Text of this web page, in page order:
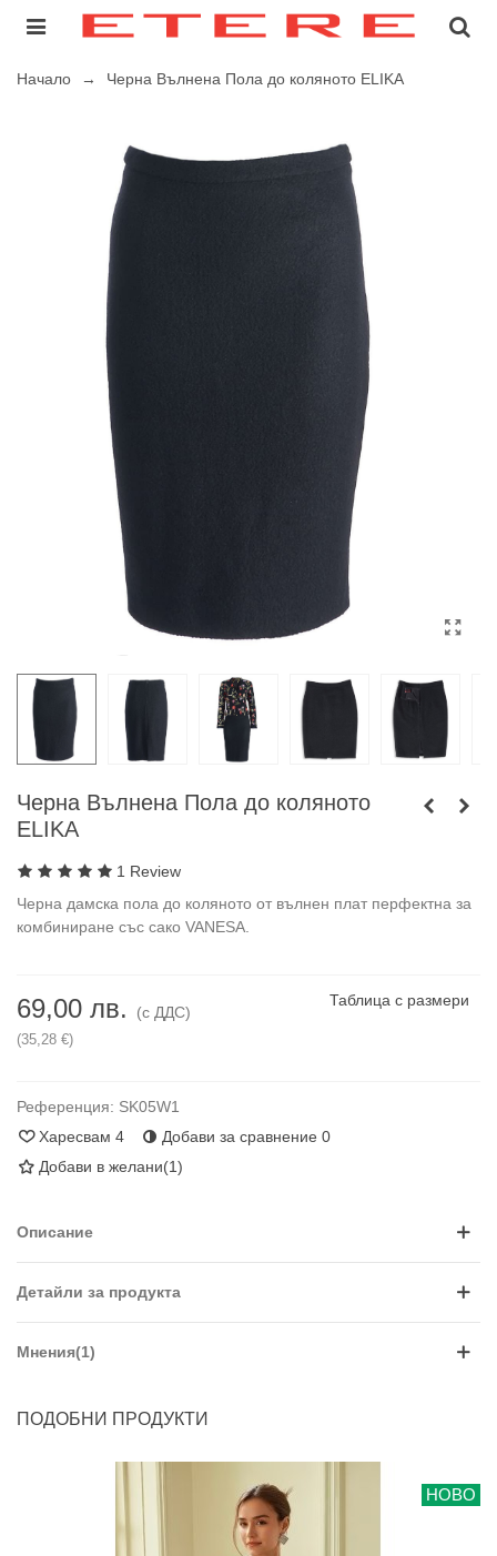
Начало → Черна Вълнена Пола до коляното ELIKA
Черна Вълнена Пола до коляното
ELIKA
1 Review
Черна дамска пола до коляното от вълнен плат перфектна за
комбиниране със сако VANESA.
69,00 лв. (с ДДС)
(35,28 €)
Таблица с размери
Референция: SK05W1
Харесвам 4 Добави за сравнение 0
Добави в желани(1)
Описание
Детайли за продукта
Мнения(1)
ПОДОБНИ ПРОДУКТИ
НОВО